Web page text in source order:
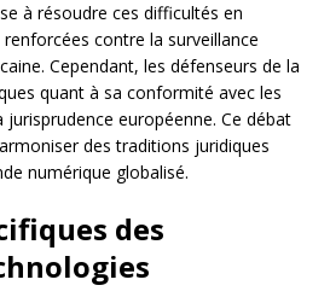
à résoudre ces difficultés en
contre la surveillance
Cependant, les défenseurs de la
quant à sa conformité avec les
jurisprudence européenne. Ce débat
des traditions juridiques
numérique globalisé.
des